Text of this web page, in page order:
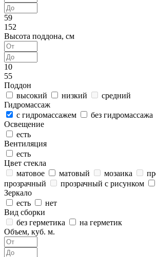
59
152
Высота поддона, см
10
55
Поддон
высокий
низкий
средний
Гидромассаж
с гидромассажем
без гидромассажа
Освещение
есть
Вентиляция
есть
Цвет стекла
матовое
матовый мозаика
прозрачный
прозрачный с рисунком
Зеркало
есть
нет
Вид сборки
без герметика
на герметик
Объем, куб. м.